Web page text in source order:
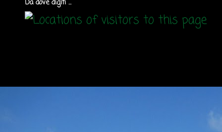
Da dove digiti ...